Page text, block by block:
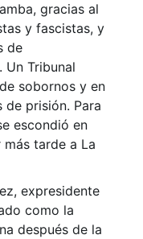
gracias al
y fascistas, y
de
Tribunal
sobornos y en
de prisión. Para
escondió en
tarde a La
expresidente
como la
después de la